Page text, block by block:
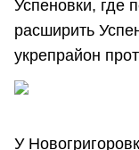
Успеновки, где
расширить
укрепрайон
У